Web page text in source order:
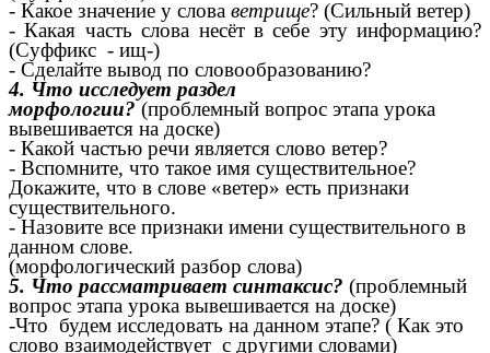
- Какое значение у слова ветрище? (Сильный ветер)
- Какая часть слова несёт в себе эту информацию?
(Суффикс - ищ-)
- Сделайте вывод по словообразованию?
4. Что исследует раздел
морфологии?(проблемный вопрос этапа урока
вывешивается на доске)
- Какой частью речи является слово ветер?
- Вспомните, что такое имя существительное?
Докажите, что в слове «ветер» есть признаки
существительного.
- Назовите все признаки имени существительного в
данном слове.
(морфологический разбор слова)
5. Что рассматривает синтаксис? (проблемный
вопрос этапа урока вывешивается на доске)
-Что будем исследовать на данном этапе? ( Как это
слово взаимодействует с другими словами)